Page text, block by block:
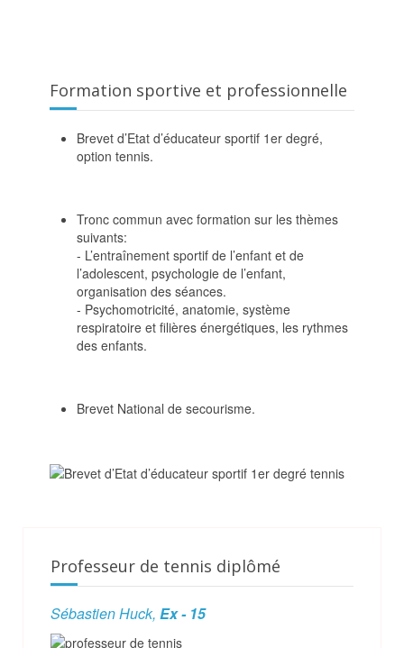
Formation sportive et professionnelle
Brevet d’Etat d’éducateur sportif 1er degré,
option tennis.
Tronc commun avec formation sur les thèmes
suivants:
- L’entraînement sportif de l’enfant et de
l’adolescent, psychologie de l’enfant,
organisation des séances.
- Psychomotricité, anatomie, système
respiratoire et filières énergétiques, les rythmes
des enfants.
Brevet National de secourisme.
Professeur de tennis diplômé
Sébastien Huck, Ex - 15